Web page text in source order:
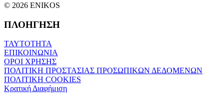
© 2026 ENIKOS
ΠΛΟΗΓΗΣΗ
ΤΑΥΤΟΤΗΤΑ
ΕΠΙΚΟΙΝΩΝΙΑ
ΟΡΟΙ ΧΡΗΣΗΣ
ΠΟΛΙΤΙΚΗ ΠΡΟΣΤΑΣΙΑΣ ΠΡΟΣΩΠΙΚΩΝ ΔΕΔΟΜΕΝΩΝ
ΠΟΛΙΤΙΚΗ COOKIES
Κρατική Διαφήμιση